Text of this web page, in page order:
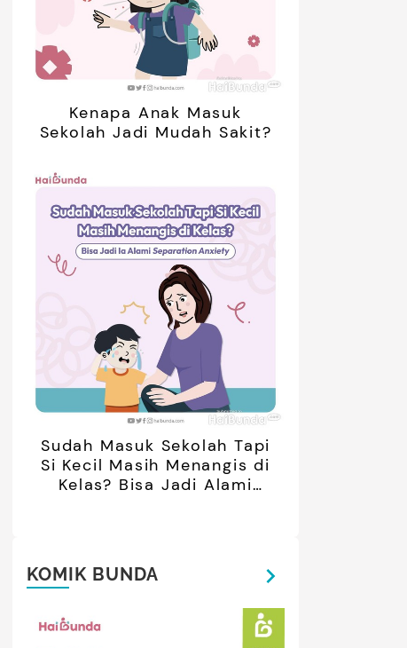
Anak Bosan Saat Libur? Coba 7
Mainan Tanpa Gadget Ini!
Deretan Artis yang Menetap di
Luar Negeri Usai Menikah, Intip
5 Potret Kedekatan Alyssa
Daguise Bersama Ayahanda
asal Prancis, Dipuji Tampan
oleh Netizen
Kenapa Anak Masuk
Sekolah Jadi Mudah Sakit?
Sudah Masuk Sekolah Tapi
Si Kecil Masih Menangis di
Kelas? Bisa Jadi Alami
KOMIK BUNDA